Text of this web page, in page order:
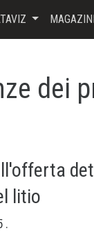
dei
litio
.